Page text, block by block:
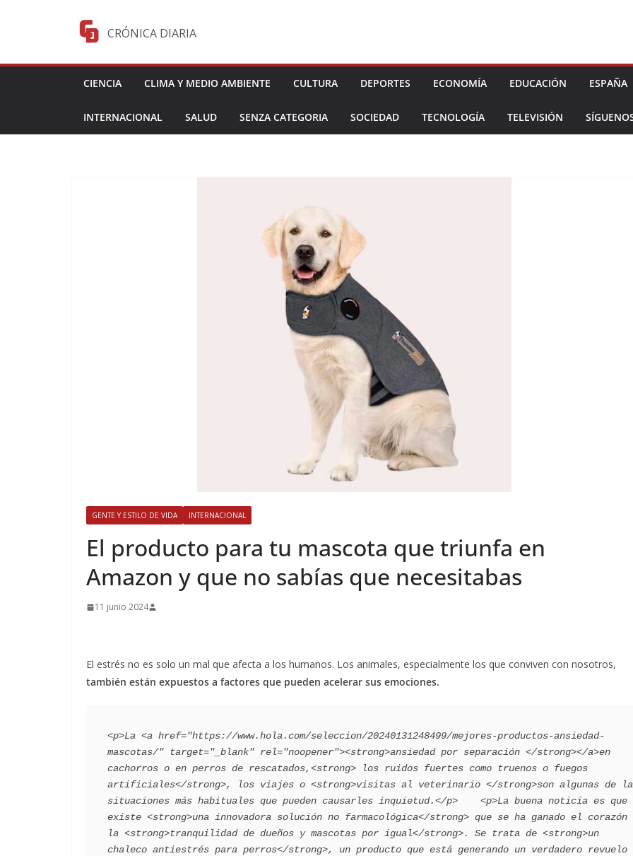
CRÓNICA DIARIA
CIENCIA CLIMA Y MEDIO AMBIENTE CULTURA DEPORTES ECONOMÍA EDUCACIÓN ESPAÑA
INTERNACIONAL SALUD SENZA CATEGORIA SOCIEDAD TECNOLOGÍA TELEVISIÓN
GENTE Y ESTILO DE VIDA INTERNACIONAL
​El producto para tu mascota que triunfa en
Amazon y que no sabías que necesitabas
11 junio 2024
El estrés no es solo un mal que afecta a los humanos. Los animales, especialmente los que conviven con nosotros,
también están expuestos a factores que pueden acelerar sus emociones.
<p>La <a href="https://www.hola.com/seleccion/20240131248499/mejores-productos-ansiedad-
mascotas/" target="_blank" rel="noopener"><strong>ansiedad por separación </strong></a>en
cachorros o en perros de rescatados,<strong> los ruidos fuertes como truenos o fuegos
artificiales</strong>, los viajes o <strong>visitas al veterinario </strong>son algunas de
situaciones más habituales que pueden causarles inquietud.</p>    <p>La buena noticia es que
existe <strong>una innovadora solución no farmacológica</strong> que se ha ganado el corazón
la <strong>tranquilidad de dueños y mascotas por igual</strong>. Se trata de <strong>un
chaleco antiestrés para perros</strong>, un producto que está generando un verdadero revuelo